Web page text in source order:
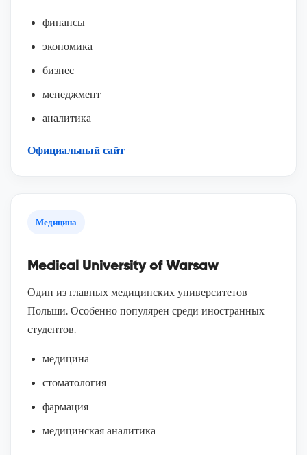
финансы
экономика
бизнес
менеджмент
аналитика
Официальный сайт
Медицина
Medical University of Warsaw
Один из главных медицинских университетов
Польши. Особенно популярен среди иностранных
студентов.
медицина
стоматология
фармация
медицинская аналитика